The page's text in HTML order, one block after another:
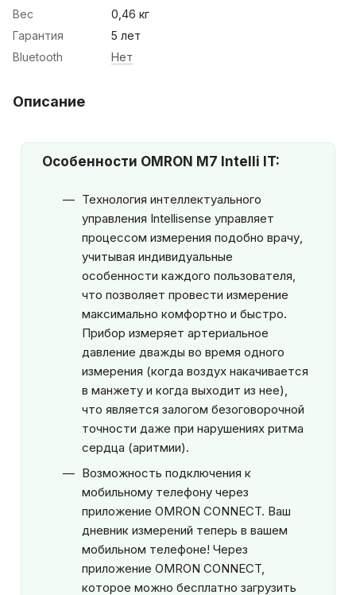
Вес
0,46 кг
Гарантия
5 лет
Bluetooth
Нет
Описание
Особенности OMRON М7 Intelli IT:
Технология интеллектуального
управления Intellisense управляет
процессом измерения подобно врачу,
учитывая индивидуальные
особенности каждого пользователя,
что позволяет провести измерение
максимально комфортно и быстро.
Прибор измеряет артериальное
давление дважды во время одного
измерения (когда воздух накачивается
в манжету и когда выходит из нее),
что является залогом безоговорочной
точности даже при нарушениях ритма
сердца (аритмии).
Возможность подключения к
мобильному телефону через
приложение OMRON CONNECT. Ваш
дневник измерений теперь в вашем
мобильном телефоне! Через
приложение OMRON CONNECT,
которое можно бесплатно загрузить